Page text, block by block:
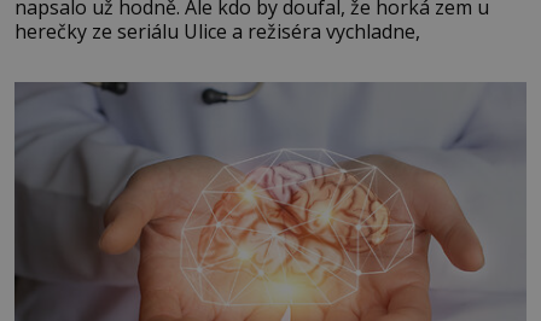
napsalo už hodně. Ale kdo by doufal, že horká zem u
herečky ze seriálu Ulice a režiséra vychladne,